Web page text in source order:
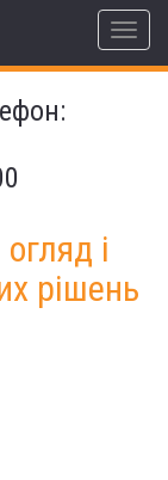
і
рішень